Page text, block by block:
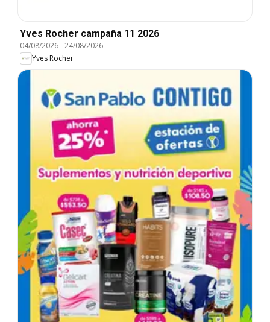
Yves Rocher campaña 11 2026
04/08/2026-24/08/2026
Yves Rocher